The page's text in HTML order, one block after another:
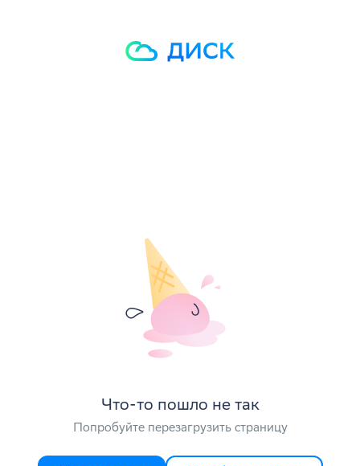
Что-то пошло не так
Попробуйте перезагрузить страницу